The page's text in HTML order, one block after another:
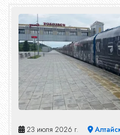
23 июля 2026 г.